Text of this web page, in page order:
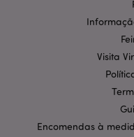
Visita
Encomendas à